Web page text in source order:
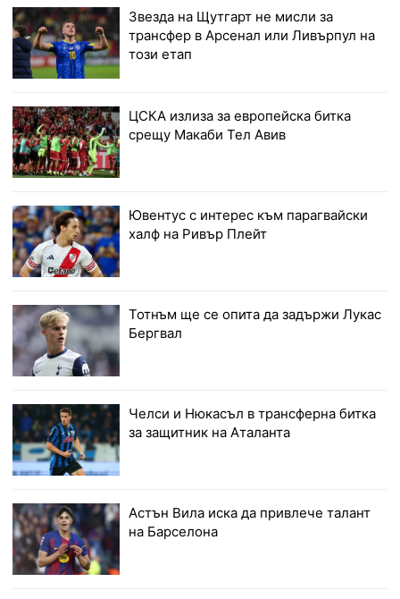
Звезда на Щутгарт не мисли за
трансфер в Арсенал или Ливърпул на
този етап
ЦСКА излиза за европейска битка
срещу Макаби Тел Авив
Ювентус с интерес към парагвайски
халф на Ривър Плейт
Тотнъм ще се опита да задържи Лукас
Бергвал
Челси и Нюкасъл в трансферна битка
за защитник на Аталанта
Астън Вила иска да привлече талант
на Барселона